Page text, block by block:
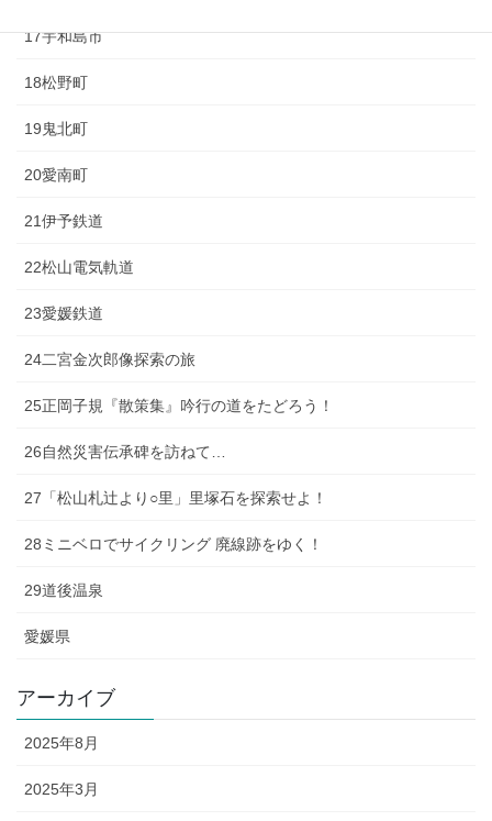
17宇和島市
18松野町
19鬼北町
20愛南町
21伊予鉄道
22松山電気軌道
23愛媛鉄道
24二宮金次郎像探索の旅
25正岡子規『散策集』吟行の道をたどろう！
26自然災害伝承碑を訪ねて…
27「松山札辻より○里」里塚石を探索せよ！
28ミニベロでサイクリング 廃線跡をゆく！
29道後温泉
愛媛県
アーカイブ
2025年8月
2025年3月